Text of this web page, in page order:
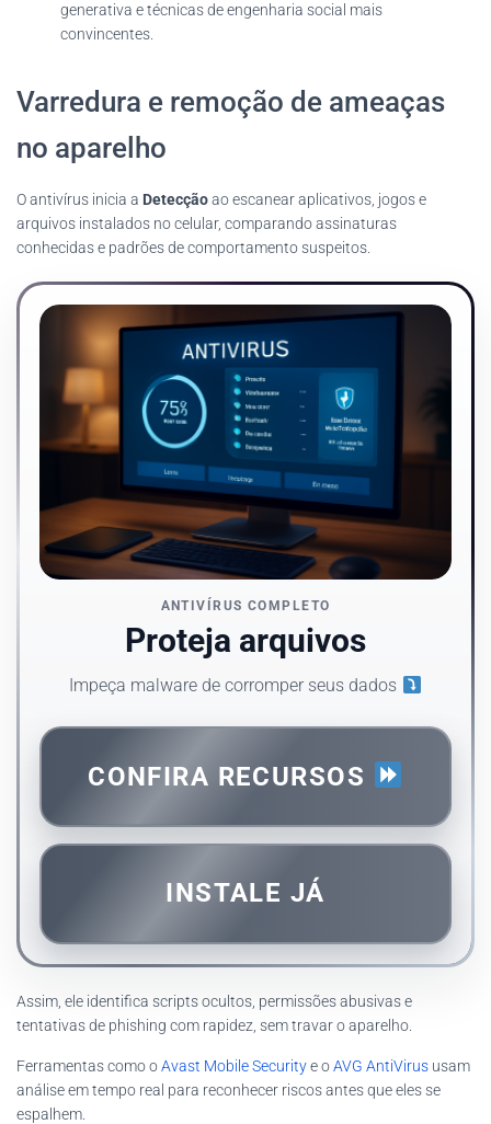
generativa e técnicas de engenharia social mais
convincentes.
Varredura e remoção de ameaças
no aparelho
O antivírus inicia a Detecçãoao escanear aplicativos, jogos e
arquivos instalados no celular, comparando assinaturas
conhecidas e padrões de comportamento suspeitos.
ANTIVÍRUS COMPLETO
Proteja arquivos
Impeça malware de corromper seus dados
CONFIRA RECURSOS
INSTALE JÁ
Assim, ele identifica scripts ocultos, permissões abusivas e
tentativas de phishing com rapidez, sem travar o aparelho.
Ferramentas como oAvast Mobile Securitye oAVG AntiVirus usam
análise em tempo real para reconhecer riscos antes que eles se
espalhem.